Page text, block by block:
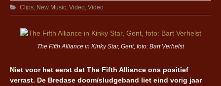
Clips, New Music, Video, Video
The Fifth Alliance in Kinky Star, Gent, foto: Bart Verhelst
Niet voor het eerst dat The Fifth Alliance ons positief
verrast. De Bredase doom/sludgeband liet eind vorig jaar